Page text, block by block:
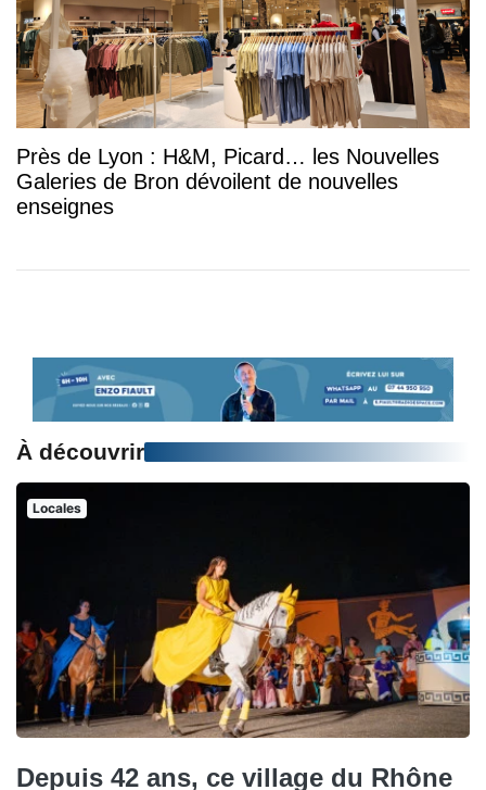
Près de Lyon : H&M, Picard… les Nouvelles
Galeries de Bron dévoilent de nouvelles
enseignes
À découvrir
Locales
Depuis 42 ans, ce village du Rhône